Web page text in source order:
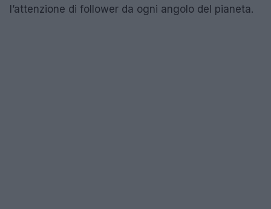
l’attenzione di follower da ogni angolo del pianeta.